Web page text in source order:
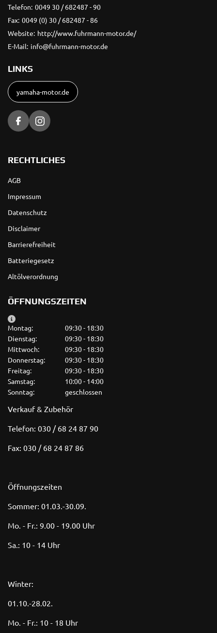
Telefon: 0049 30 / 682487 - 90
Fax: 0049 (0) 30 / 682487 - 86
Website: http://www.fuhrmann-motor.de/
E-Mail: info@fuhrmann-motor.de
LINKS
yamaha-motor.de
RECHTLICHES
AGB
Impressum
Datenschutz
Disclaimer
Barrierefreiheit
Batteriegesetz
Altölverordnung
ÖFFNUNGSZEITEN
Montag:
09:30 - 18:30
Dienstag:
09:30 - 18:30
Mittwoch:
09:30 - 18:30
Donnerstag:
09:30 - 18:30
Freitag:
09:30 - 18:30
Samstag:
10:00 - 14:00
Sonntag:
geschlossen
Verkauf & Zubehör
Telefon: 030 / 68 24 87 90
Fax: 030 / 68 24 87 86
Öffnungszeiten
Sommer: 01.03.-30.09.
Mo. - Fr.: 9.00 - 19.00 Uhr
Sa.: 10 - 14 Uhr
Winter:
01.10.-28.02.
Mo. - Fr.: 10 - 18 Uhr